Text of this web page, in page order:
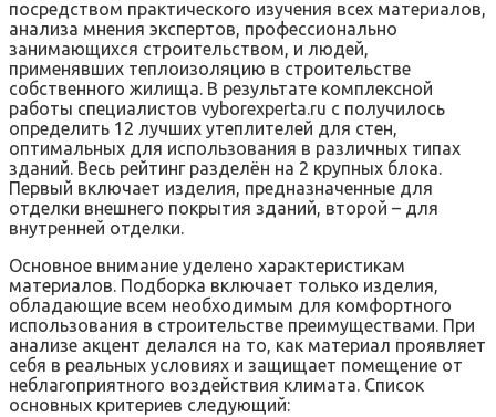
посредством практического изучения всех материалов,
анализа мнения экспертов, профессионально
занимающихся строительством, и людей,
применявших теплоизоляцию в строительстве
собственного жилища. В результате комплексной
работы специалистов vyborexperta.ru с получилось
определить 12 лучших утеплителей для стен,
оптимальных для использования в различных типах
зданий. Весь рейтинг разделён на 2 крупных блока.
Первый включает изделия, предназначенные для
отделки внешнего покрытия зданий, второй – для
внутренней отделки.
Основное внимание уделено характеристикам
материалов. Подборка включает только изделия,
обладающие всем необходимым для комфортного
использования в строительстве преимуществами. При
анализе акцент делался на то, как материал проявляет
себя в реальных условиях и защищает помещение от
неблагоприятного воздействия климата. Список
основных критериев следующий: